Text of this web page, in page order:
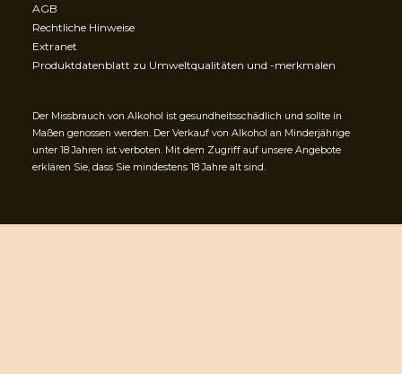
AGB
Rechtliche Hinweise
Extranet
Produktdatenblatt zu Umweltqualitäten und -merkmalen
Der Missbrauch von Alkohol ist gesundheitsschädlich und sollte in
Maßen genossen werden. Der Verkauf von Alkohol an Minderjährige
unter 18 Jahren ist verboten. Mit dem Zugriff auf unsere Angebote
erklären Sie, dass Sie mindestens 18 Jahre alt sind.